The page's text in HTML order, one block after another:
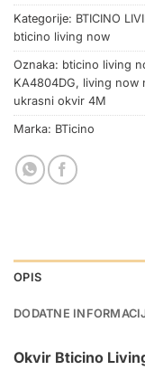
Kategorije: BTICINO
bticino living now
Oznaka: bticino living
KA4804DG, living now
ukrasni okvir 4M
Marka: BTicino
OPIS
DODATNE
Okvir Bticino